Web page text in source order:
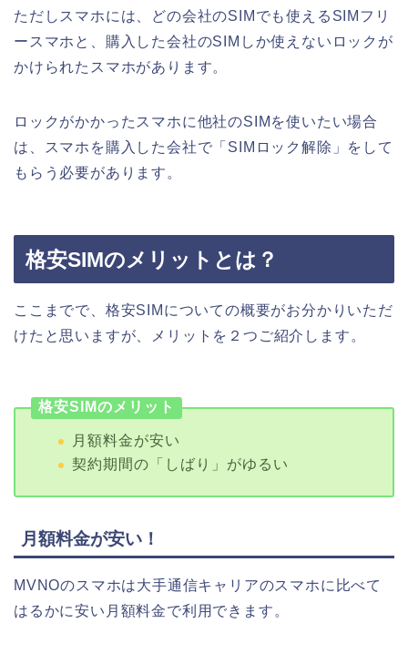
ただしスマホには、どの会社のSIMでも使えるSIMフリ
ースマホと、購入した会社のSIMしか使えないロックが
かけられたスマホがあります。
ロックがかかったスマホに他社のSIMを使いたい場合
は、スマホを購入した会社で「SIMロック解除」をして
もらう必要があります。
格安SIMのメリットとは？
ここまでで、格安SIMについての概要がお分かりいただ
けたと思いますが、メリットを２つご紹介します。
格安SIMのメリット
月額料金が安い
契約期間の「しばり」がゆるい
月額料金が安い！
MVNOのスマホは大手通信キャリアのスマホに比べて
はるかに安い月額料金で利用できます。